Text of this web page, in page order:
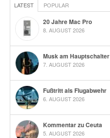
LATEST POPULAR
20 Jahre Mac Pro
8. AUGUST 2026
Musk am Hauptschalter
7. AUGUST 2026
Fußtritt als Flugabwehr
6. AUGUST 2026
Kommentar zu Ceuta
5. AUGUST 2026